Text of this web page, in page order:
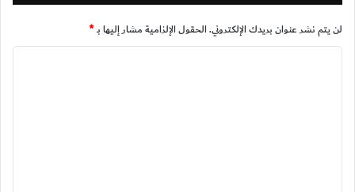
لن يتم نشر عنوان بريدك الإلكتروني.الحقول الإلزامية مشار إليها بـ*